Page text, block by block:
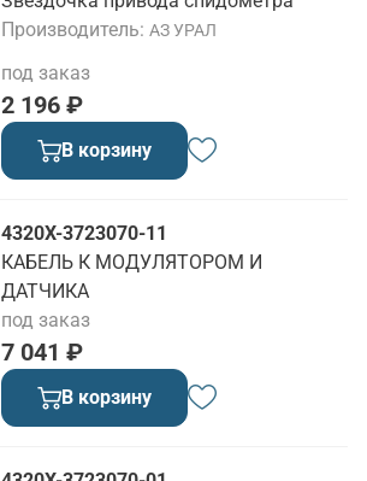
Производитель АЗ УРАЛ
2 196 ₽
под заказ
В корзину
4320Х-3723070-11
КАБЕЛЬ К МОДУЛЯТОРОМ И
ДАТЧИКА
7 041 ₽
под заказ
В корзину